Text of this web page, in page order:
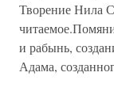
Творение Нила
и рабынь,
Адама,